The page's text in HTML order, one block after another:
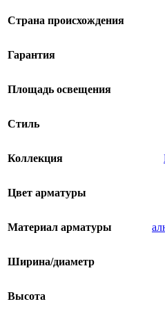
Страна происхождения
Гарантия
Площадь освещения
Стиль
Коллекция
Цвет арматуры
Материал арматуры
Ширина/диаметр
Высота